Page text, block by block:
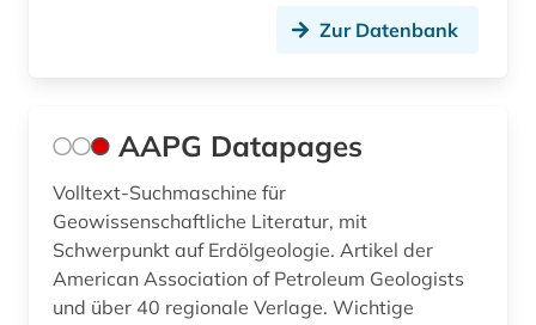
bayerische staatsbibliothek münchen (1)
bayern (17)
bedeutung (1)
begräbnisstätte (1)
beherbergungsgewerbe tourismus
Zur Datenbank
AAPG Datapages
Volltext-Suchmaschine für
Geowissenschaftliche Literatur, mit
Schwerpunkt auf Erdölgeologie. Artikel der
American Association of Petroleum Geologists
und über 40 regionale Verlage. Wichtige